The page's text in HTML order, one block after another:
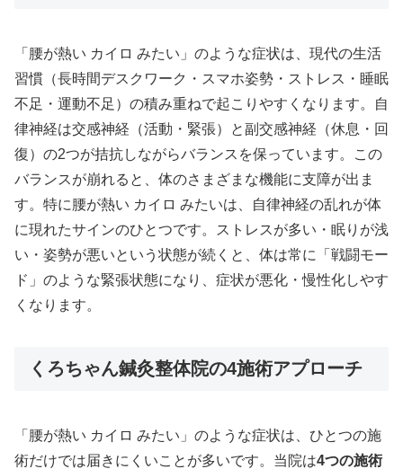
「腰が熱い カイロ みたい」のような症状は、現代の生活
習慣（長時間デスクワーク・スマホ姿勢・ストレス・睡眠
不足・運動不足）の積み重ねで起こりやすくなります。自
律神経は交感神経（活動・緊張）と副交感神経（休息・回
復）の2つが拮抗しながらバランスを保っています。この
バランスが崩れると、体のさまざまな機能に支障が出ま
す。特に腰が熱い カイロ みたいは、自律神経の乱れが体
に現れたサインのひとつです。ストレスが多い・眠りが浅
い・姿勢が悪いという状態が続くと、体は常に「戦闘モー
ド」のような緊張状態になり、症状が悪化・慢性化しやす
くなります。
くろちゃん鍼灸整体院の4施術アプローチ
「腰が熱い カイロ みたい」のような症状は、ひとつの施
術だけでは届きにくいことが多いです。当院は4つの施術